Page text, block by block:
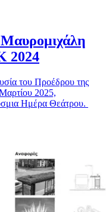
Μαυρομιχάλη
2024
του Προέδρου της
2025,
Ημέρα Θεάτρου.